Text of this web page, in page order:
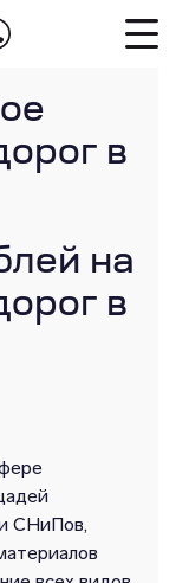
в
на
в
СНиПов,